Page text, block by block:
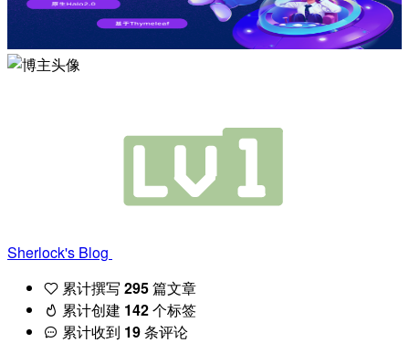
Sherlock's Blog
累计撰写 295篇文章
累计创建 142个标签
累计收到 19条评论